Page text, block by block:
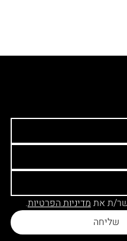
ת את מדיניות הפרטיות.
שליחה